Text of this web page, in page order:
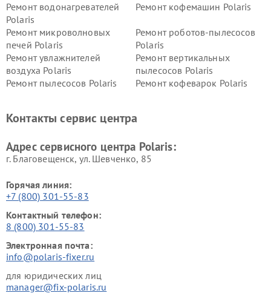
Ремонт водонагревателей
Polaris
Ремонт кофемашин Polaris
Ремонт микроволновых
печей Polaris
Ремонт роботов-пылесосов
Polaris
Ремонт увлажнителей
воздуха Polaris
Ремонт вертикальных
пылесосов Polaris
Ремонт пылесосов Polaris
Ремонт кофеварок Polaris
Контакты сервис центра
Адрес сервисного центра Polaris:
г. Благовещенск, ул. Шевченко, 85
Горячая линия:
+7 (800) 301-55-83
Контактный телефон:
8 (800) 301-55-83
Электронная почта:
info@polaris-fixer.ru
для юридических лиц
manager@fix-polaris.ru